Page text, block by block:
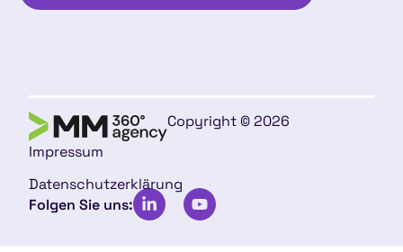
Copyright © 2026
Impressum
Datenschutzerklärung
Folgen Sie uns: